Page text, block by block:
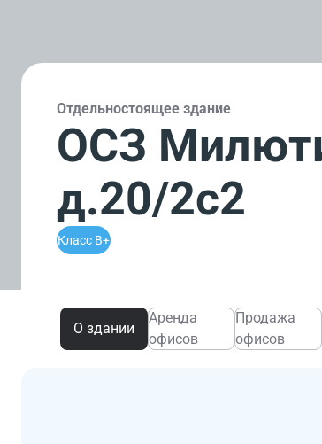
Отдельностоящее здание
ОСЗ
д.20/2с2
Класс B+
О здании
Аренда
офисов
Продажа
офисов